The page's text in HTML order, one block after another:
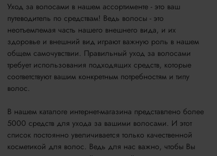
Уход за волосами в нашем ассортименте - это ваш
путеводитель по средствам! Ведь волосы - это
неотъемлемая часть нашего внешнего вида, и их
здоровье и внешний вид играют важную роль в нашем
общем самочувствии. Правильный уход за волосами
требует использования подходящих средств, которые
соответствуют вашим конкретным потребностям и типу
волос.
В нашем каталоге интернет-магазина представлено более
5000 средств для ухода за вашими волосами. И этот
список постоянно увеличивается только качественной
косметикой для волос. Ведь для нас важно, чтобы Вы